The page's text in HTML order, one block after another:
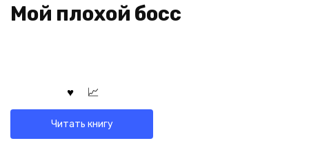
Мой плохой босс
Читать книгу